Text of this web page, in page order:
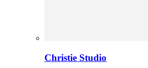
Christie Studio